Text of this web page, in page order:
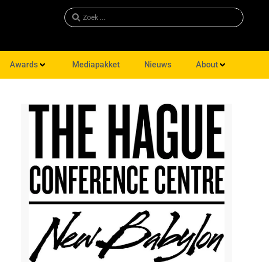
Awards Mediapakket Nieuws About